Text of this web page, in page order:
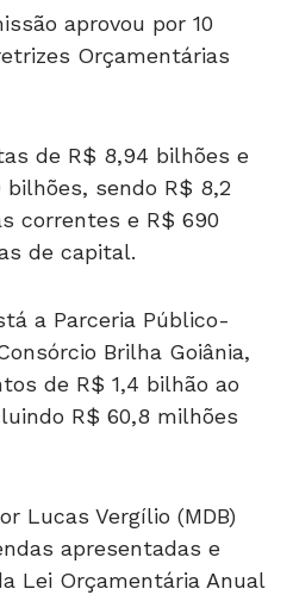
aprovou por 10
Orçamentárias
de R$ 8,94 bilhões e
sendo R$ 8,2
correntes e R$ 690
de capital.
a Parceria Público-
Brilha Goiânia,
de R$ 1,4 bilhão ao
R$ 60,8 milhões
Lucas Vergílio (MDB)
apresentadas e
Lei Orçamentária Anual